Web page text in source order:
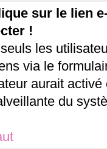
sur le lien
!
les
via le
aurait
du